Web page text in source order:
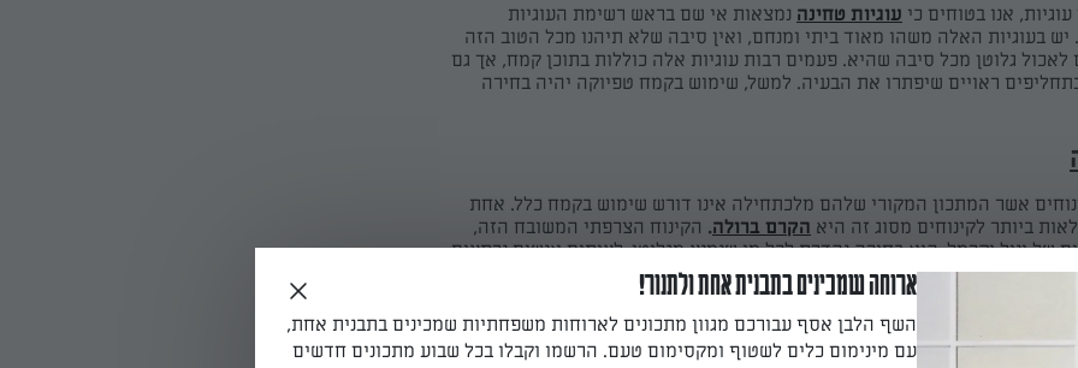
אנו בטוחים כי עוגיות טחינה נמצאות אי שם בראש רשימת העוגיות
יש בעוגיות האלה משהו מאוד ביתי ומנחם, ואין סיבה שלא תיהנו מכל הטוב הזה
לאכול גלוטן מכל סיבה שהיא. פעמים רבות עוגיות אלה כוללות בתוכן קמח, אך גם
בתחליפים ראויים שיפתרו את הבעיה. למשל, שימוש בקמח טפיוקה יהיה בחירה
אשר המתכון המקורי שלהם מלכתחילה אינו דורש שימוש בקמח כלל. אחת
ביותר לקינוחים מסוג זה היא הקרם ברולה. הקינוח הצרפתי המשובח הזה,
וניל וקרמל, הוא בחירה נהדרת לכל מי שנמנע מגלוטן. לעיתים אנשים נרתעים
בבית, מחשש שמדובר בתהליך הכנה מורכב. כדי להפיג את החשש אספנו
מצוינים שיסייעו לכם בתהליך.
לכם להשיג תוצאה מנצחת הוא להשתמש במרכיבים באיכות גבוהה. מרכיבים
ארוחה שמכינים בתבנית אחת ולתנור!
השף הלבן אסף עבורכם מגוון מתכונים לארוחות משפחתיות שמכינים בתבנית אחת,
עם מינימום כלים לשטוף ומקסימום טעם. הרשמו וקבלו בכל שבוע מתכונים חדשים